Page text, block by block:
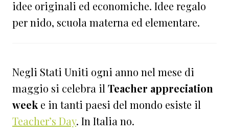
idee originali ed economiche. Idee regalo
per nido, scuola materna ed elementare.
Negli Stati Uniti ogni anno nel mese di
maggio si celebra il Teacher appreciation
week e in tanti paesi del mondo esiste il
Teacher’s Day. In Italia no.